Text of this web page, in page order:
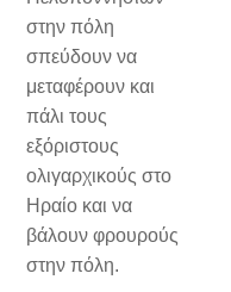
στην πόλη
σπεύδουν να
μεταφέρουν και
πάλι τους
εξόριστους
ολιγαρχικούς στο
Ηραίο και να
βάλουν φρουρούς
στην πόλη.